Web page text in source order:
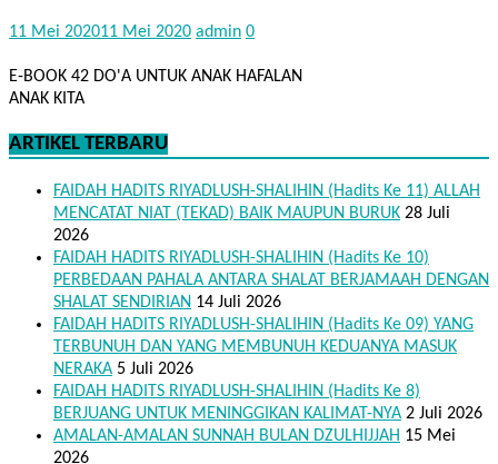
11 Mei 202011 Mei 2020 admin 0
E-BOOK 42 DO'A UNTUK ANAK HAFALAN
ANAK KITA
ARTIKEL TERBARU
FAIDAH HADITS RIYADLUSH-SHALIHIN (Hadits Ke 11) ALLAH
MENCATAT NIAT (TEKAD) BAIK MAUPUN BURUK 28 Juli
2026
FAIDAH HADITS RIYADLUSH-SHALIHIN (Hadits Ke 10)
PERBEDAAN PAHALA ANTARA SHALAT BERJAMAAH DENGAN
SHALAT SENDIRIAN 14 Juli 2026
FAIDAH HADITS RIYADLUSH-SHALIHIN (Hadits Ke 09) YANG
TERBUNUH DAN YANG MEMBUNUH KEDUANYA MASUK
NERAKA 5 Juli 2026
FAIDAH HADITS RIYADLUSH-SHALIHIN (Hadits Ke 8)
BERJUANG UNTUK MENINGGIKAN KALIMAT-NYA 2 Juli 2026
AMALAN-AMALAN SUNNAH BULAN DZULHIJJAH 15 Mei
2026